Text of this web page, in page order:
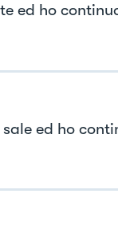
ed ho
ed ho